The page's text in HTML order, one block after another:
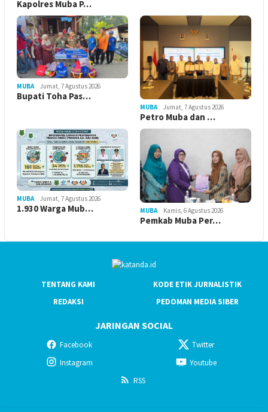
Kapolres Muba P…
MUBA Jumat, 7 Agustus 2026
Bupati Toha Pas…
MUBA Jumat, 7 Agustus 2026
Petro Muba dan …
MUBA Jumat, 7 Agustus 2026
1.930 Warga Mub… MUBA Kamis, 6 Agustus 2026
Pemkab Muba Per…
TENTANG KAMI
KODE ETIK JURNALISTIK
REDAKSI
PEDOMAN MEDIA SIBER
JARINGAN SOCIAL
Facebook
Twitter
Instagram
Youtube
RSS